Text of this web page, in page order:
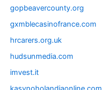
gopbeavercounty.org
gxmblecasinofrance.com
hrcarers.org.uk
hudsunmedia.com
imvest.it